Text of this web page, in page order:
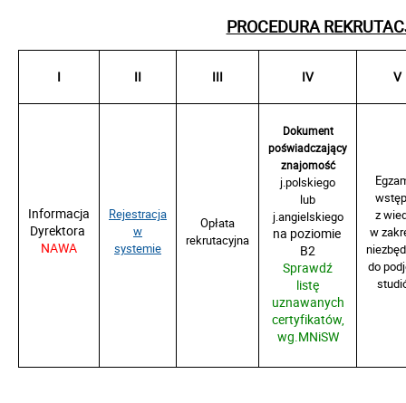
PROCEDURA
I II III IV V
Informacja
Dyrektora
NAWA
Rejestracja
w
systemie
Opłata
rekrutacyjna
Dokument
poświadczający
znajomość
j.polskiego
lub
j.angielskiego
na poziomie
B2
Sprawdź
listę
uznawanych
certyfikatów,
wg.MNiSW
z
w
do